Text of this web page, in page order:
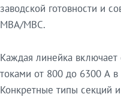
заводской готовности и
МВА/МВС.
Каждая линейка
токами от 800 до 6300 А
Конкретные типы секций